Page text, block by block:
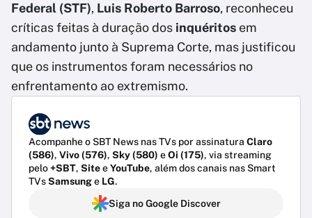
Federal (STF), Luis Roberto Barroso, reconheceu
críticas feitas à duração dos inquéritos em
andamento junto à Suprema Corte, mas justificou
que os instrumentos foram necessários no
enfrentamento ao extremismo.
Acompanhe o SBT News nas TVs por assinatura Claro
(586), Vivo (576), Sky (580) eOi (175), via streaming
pelo+SBT, SiteeYouTube, além dos canais nas Smart
TVsSamsunge LG.
Siga no Google Discover